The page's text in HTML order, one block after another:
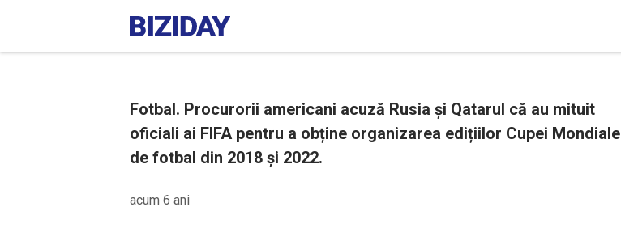
Fotbal. Procurorii americani acuză Rusia și Qatarul că au mituit
oficiali ai FIFA pentru a obține organizarea edițiilor Cupei Mondiale
de fotbal din 2018 și 2022.
acum 6 ani